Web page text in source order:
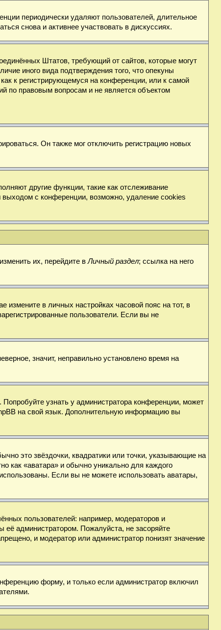
периодически удаляют пользователей, длительное
снова и активнее участвовать в дискуссиях.
Штатов, требующий от сайтов, которые могут
иного вида подтверждения того, что опекуны
к регистрирующемуся на конференции, или к самой
по правовым вопросам и не является объектом
Он также мог отключить регистрацию новых
другие функции, такие как отслеживание
с конференции, возможно, удаление cookies
их, перейдите вЛичный раздел; ссылка на него
измените в личных настройках часовой пояс на тот, в
пользователи. Если вы не
значит, неправильно установлено время на
узнать у администратора конференции, может
на свой язык. Дополнительную информацию вы
это звёздочки, квадратики или точки, указывающие на
как «аватара» и обычно уникально для каждого
Если вы не можете использовать аватары,
пользователей: например, модераторов и
её администратором. Пожалуйста, не засоряйте
и модератор или администратор понизят значение
форму, и только если администратор включил